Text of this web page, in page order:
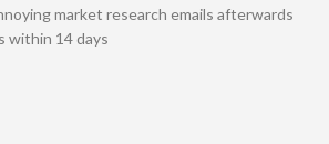
market research emails afterwards
within 14 days